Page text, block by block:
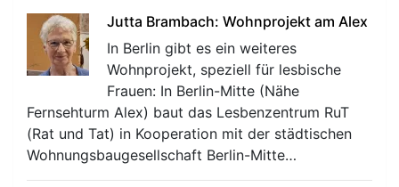
Jutta Brambach: Wohnprojekt am Alex
In Berlin gibt es ein weiteres
Wohnprojekt, speziell für lesbische
Frauen: In Berlin-Mitte (Nähe
Fernsehturm Alex) baut das Lesbenzentrum RuT
(Rat und Tat) in Kooperation mit der städtischen
Wohnungsbaugesellschaft Berlin-Mitte…